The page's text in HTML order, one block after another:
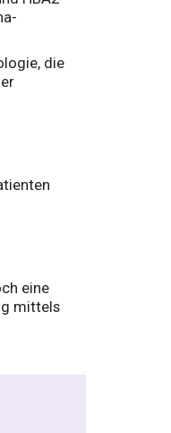
die
eine
mittels